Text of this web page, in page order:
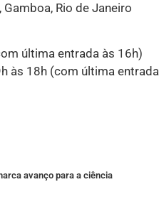
Rio de Janeiro
última entrada às 16h)
às 18h (com última
avanço para a ciência